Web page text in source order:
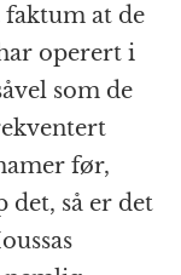
faktum at de
operert i
som de
før,
det, så er det